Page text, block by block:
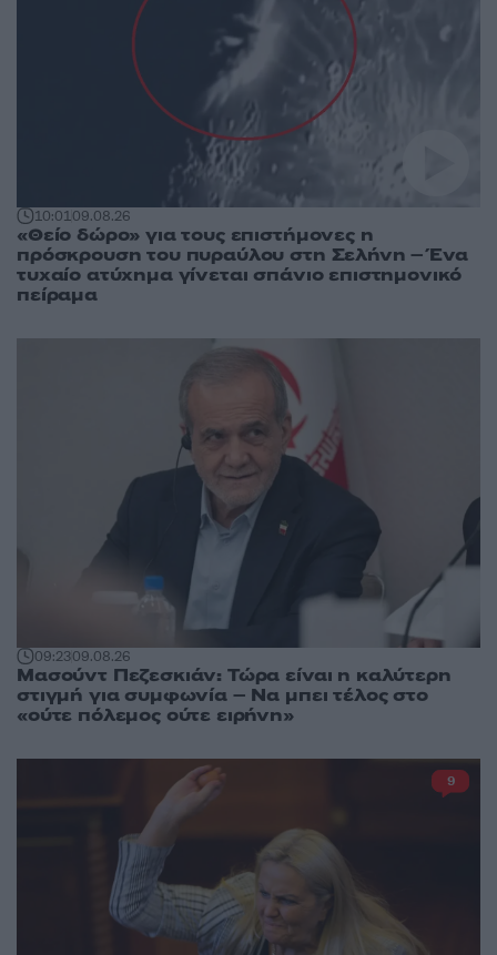
10:0109.08.26
«Θείο δώρο» για τους επιστήμονες η
πρόσκρουση του πυραύλου στη Σελήνη – Ένα
τυχαίο ατύχημα γίνεται σπάνιο επιστημονικό
πείραμα
09:2309.08.26
Μασούντ Πεζεσκιάν: Τώρα είναι η καλύτερη
στιγμή για συμφωνία – Να μπει τέλος στο
«ούτε πόλεμος ούτε ειρήνη»
9